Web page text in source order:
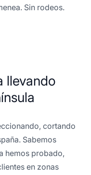
Sin rodeos.
llevando
cortando
Sabemos
hemos probado,
en zonas